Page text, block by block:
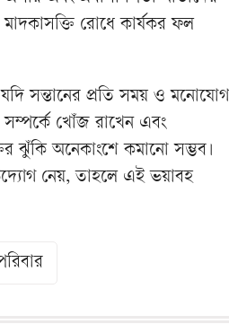
রোধে কার্যকর ফল
সন্তানের প্রতি সময় ও মনোযোগ
সম্পর্কে খোঁজ রাখেন এবং
ঝুঁকি অনেকাংশে কমানো সম্ভব।
নেয়, তাহলে এই ভয়াবহ